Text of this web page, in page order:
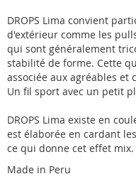
DROPS Lima convient
d'extérieur comme les
qui sont généralement
stabilité de forme. Cette
associée aux agréables
Un fil sport avec un petit
DROPS Lima existe en
est élaborée en cardant
ce qui donne cet effet mix.
Made in Peru